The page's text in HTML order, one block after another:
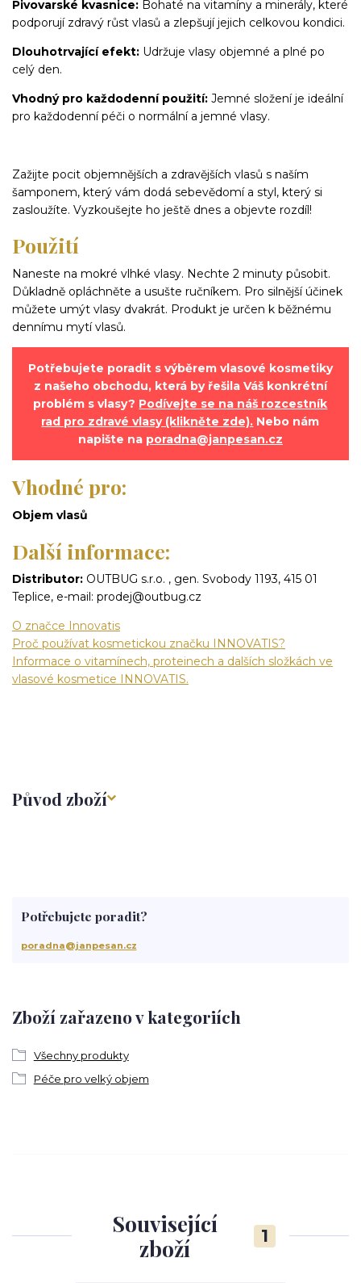
Pivovarské kvasnice: Bohaté na vitamíny a minerály, které
podporují zdravý růst vlasů a zlepšují jejich celkovou kondici.
Dlouhotrvající efekt: Udržuje vlasy objemné a plné po
celý den.
Vhodný pro každodenní použití: Jemné složení je ideální
pro každodenní péči o normální a jemné vlasy.
Zažijte pocit objemnějších a zdravějších vlasů s naším
šamponem, který vám dodá sebevědomí a styl, který si
zasloužíte. Vyzkoušejte ho ještě dnes a objevte rozdíl!
Použití
Naneste na mokré vlhké vlasy. Nechte 2 minuty působit.
Důkladně opláchněte a usušte ručníkem. Pro silnější účinek
můžete umýt vlasy dvakrát. Produkt je určen k běžnému
dennímu mytí vlasů.
Potřebujete poradit s výběrem vlasové kosmetiky
z našeho obchodu, která by řešila Váš konkrétní
problém s vlasy? Podívejte se na náš rozcestník
rad pro zdravé vlasy (klikněte zde). Nebo nám
napište na poradna@janpesan.cz
Vhodné pro:
Objem vlasů
Další informace:
Distributor: OUTBUG s.r.o. , gen. Svobody 1193, 415 01
Teplice, e-mail: prodej@outbug.cz
O značce Innovatis
Proč používat kosmetickou značku INNOVATIS?
Informace o vitamínech, proteinech a dalších složkách ve
vlasové kosmetice INNOVATIS.
Původ zboží
Zboží zařazeno v kategoriích
Všechny produkty
Péče pro velký objem
Potřebujete poradit?
poradna@janpesan.cz
Související
zboží
1